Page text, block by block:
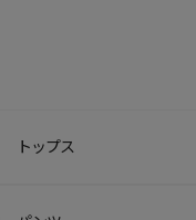
トップス